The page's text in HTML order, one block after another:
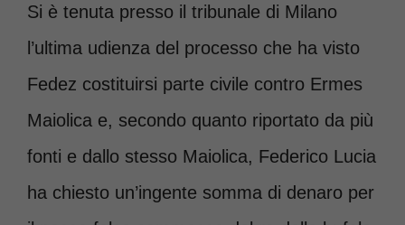
Si è tenuta presso il tribunale di Milano
l’ultima udienza del processo che ha visto
Fedez costituirsi parte civile contro Ermes
Maiolica e, secondo quanto riportato da più
fonti e dallo stesso Maiolica, Federico Lucia
ha chiesto un’ingente somma di denaro per